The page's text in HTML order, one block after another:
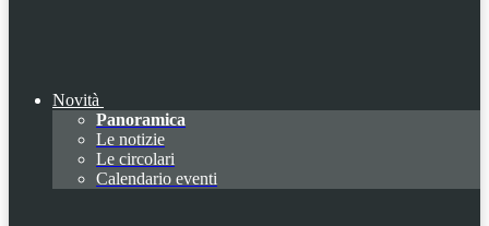
Novità
Panoramica
Le notizie
Le circolari
Calendario eventi